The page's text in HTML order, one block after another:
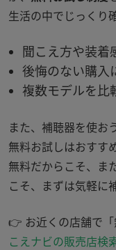
生活の中でじっくり
聞こえ方や装着
後悔のない購入
複数モデルを比
また、補聴器を使お
無料お試しはおすす
無料だからこそ、ま
こそ、まずは気軽に
👉 お近くの店舗で「
こえナビの販売店検